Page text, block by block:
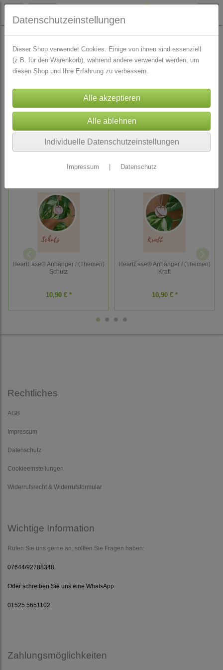
KOSTENLOS
Hinweis
Es wurden leider keine Produkte gefunden.
HeartEase® Anhänger / (Themen)
Schutz
10,90 € *
HeartEase® Anhänger / (Themen)
Kraft
10,90 € *
Rechtliches
AGB
Impressum
Datenschutz
Cookieeinstellungen
Widerrufsrecht & Widerrufsformular
Wichtige Information
Rufen Sie uns gerne an, sollten Sie Fragen haben:
07644/92788348
Oder schreiben Sie uns eine WhatsApp:
01525 5651102
Zahlungsmöglichkeiten
Datenschutzeinstellungen
Dieser Shop verwendet Cookies. Einige von ihnen sind essenziell
(z.B. für den Warenkorb), während andere verwendet werden, um
diesen Shop und Ihre Erfahrung zu verbessern.
Individuelle Datenschutzeinstellungen
Impressum Datenschutz